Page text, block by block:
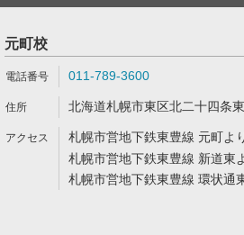
元町校
011-789-3600
北海道札幌市東区北二十四条
札幌市営地下鉄東豊線 元町よ
札幌市営地下鉄東豊線 新道東
札幌市営地下鉄東豊線 環状通